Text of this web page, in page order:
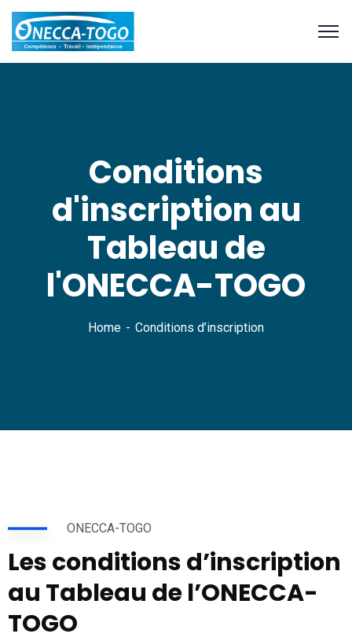
Conditions
d'inscription au
Tableau de
l'ONECCA-TOGO
Home Conditions d’inscription
ONECCA-TOGO
Les conditions d’inscription
au Tableau de l’ONECCA-
TOGO